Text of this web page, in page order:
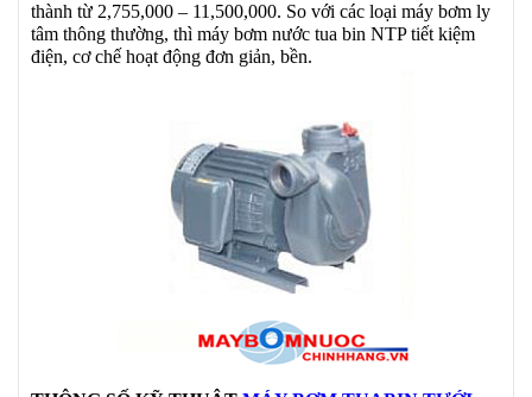
thành từ 2,755,000 – 11,500,000. So với các loại máy bơm ly
tâm thông thường, thì máy bơm nước tua bin NTP tiết kiệm
điện, cơ chế hoạt động đơn giản, bền.